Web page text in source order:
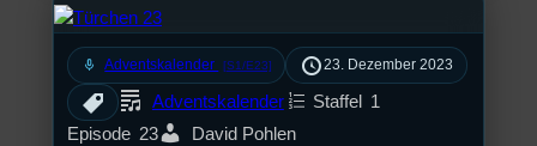
mic Adventskalender [S1/E23] 23. Dezember 2023
Adventskalender Staffel
1
Episode 23 David Pohlen